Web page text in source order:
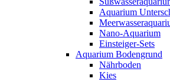
Aquarium
Nano-Aquarium
Einsteiger-Sets
Aquarium Bodengrund
Nährboden
Kies